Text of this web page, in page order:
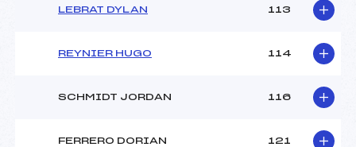
LEBRAT DYLAN 113
REYNIER HUGO 114
SCHMIDT JORDAN 116
FERRERO DORIAN 121